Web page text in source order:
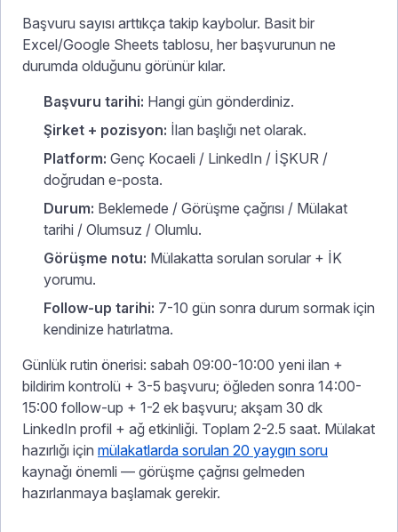
Başvuru sayısı arttıkça takip kaybolur. Basit bir
Excel/Google Sheets tablosu, her başvurunun ne
durumda olduğunu görünür kılar.
Başvuru tarihi: Hangi gün gönderdiniz.
Şirket + pozisyon: İlan başlığı net olarak.
Platform: Genç Kocaeli / LinkedIn / İŞKUR /
doğrudan e-posta.
Durum: Beklemede / Görüşme çağrısı / Mülakat
tarihi / Olumsuz / Olumlu.
Görüşme notu: Mülakatta sorulan sorular + İK
yorumu.
Follow-up tarihi: 7-10 gün sonra durum sormak için
kendinize hatırlatma.
Günlük rutin önerisi: sabah 09:00-10:00 yeni ilan +
bildirim kontrolü + 3-5 başvuru; öğleden sonra 14:00-
15:00 follow-up + 1-2 ek başvuru; akşam 30 dk
LinkedIn profil + ağ etkinliği. Toplam 2-2.5 saat. Mülakat
hazırlığı için mülakatlarda sorulan 20 yaygın soru
kaynağı önemli — görüşme çağrısı gelmeden
hazırlanmaya başlamak gerekir.